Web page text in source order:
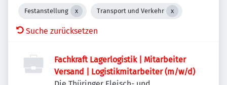
Festanstellung Transport und Verkehr
Suche zurücksetzen
Fachkraft Lagerlogistik | Mitarbeiter
Versand | Logistikmitarbeiter (m/w/d)